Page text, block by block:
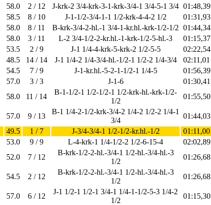
58.0 2 / 12 J-krk-2 3/4-krk-3-1-krk-3/4-1 3/4-5-1 3/4 01:48,39
58.5 8 / 10 J-1-1/2-3/4-1-1 1/2-krk-4-4-2 1/2
01:31,93
58.0 8 / 11 B-krk-3/4-2-hl.-1 3/4-1-kr.hl.-krk-1/2-1/2 01:44,34
58.0 3 / 11 L-2 3/4-1/2-2-kr.hl.-1-krk-1/2-5-hl.-3
01:15,37
53.5 2 / 9 J-1 1/4-4-krk-5-krk-2 1/2-5-5
02:22,54
48.5 14 / 14 J-1 1/4-2 1/4-3/4-hl.-1/2-1 1/2-2 1/4-3/4
02:11,01
54.5 7 / 9 J-1-kr.hl.-5-2-1-1/2-1 1/4-5
01:56,39
57.0 3 / 3 J-1-6
01:30,41
58.0 11 / 14
B-1-1/2-1 1/2-1/2-1 1/2-krk-hl.-krk-1/2-
1/2
01:55,50
57.0 9 / 13
B-1 1/4-2-1/2-krk-3/4-2 1/4-2 1/2-2 1/4-1
3/4
01:44,03
49.5 1 / 7 J-3/4-3/4-1 1/2-1/2-kr.hl.-1/2
01:11,00
53.0 9 / 9 L-4-krk-1 1/4-1/2-2 1/2-6-15-4
02:02,89
52.0 7 / 12
B-krk-1/2-2-hl.-3/4-1 1/2-hl.-3/4-hl.-3
1/2
01:26,68
54.5 2 / 12
B-krk-1/2-2-hl.-3/4-1 1/2-hl.-3/4-hl.-3
1/2
01:26,68
57.0 6 / 12
J-1 1/2-1 1/2-1 3/4-1 1/4-1-1/2-5-3 1/4-2
1/2
01:15,30